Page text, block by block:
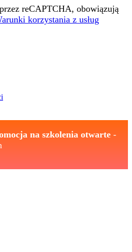
reCAPTCHA, obowiązują
korzystania z usług
na szkolenia otwarte -